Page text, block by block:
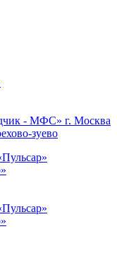
- МФС» г. Москва
зуево